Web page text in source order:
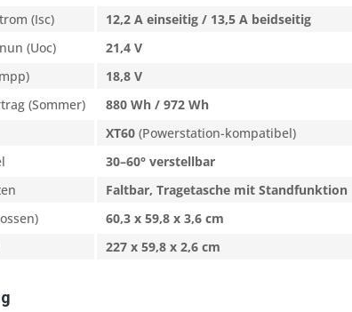
(Isc)
12,2 A einseitig / 13,5 A beidseitig
(Uoc)
21,4 V
18,8 V
(Sommer)
880 Wh / 972 Wh
XT60 (Powerstation-kompatibel)
30–60° verstellbar
Faltbar, Tragetasche mit Standfunktion
60,3 x 59,8 x 3,6 cm
227 x 59,8 x 2,6 cm